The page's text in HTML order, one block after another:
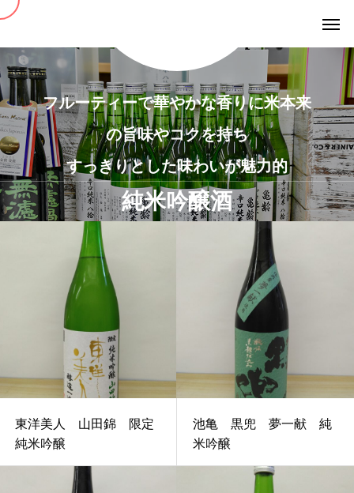
フルーティーで華やかな香りに米本来
の旨味やコクを持ち
すっきりとした味わいが魅力的
純米吟醸酒
東洋美人 山田錦 限定
純米吟醸
池亀 黒兜 夢一献 純
米吟醸